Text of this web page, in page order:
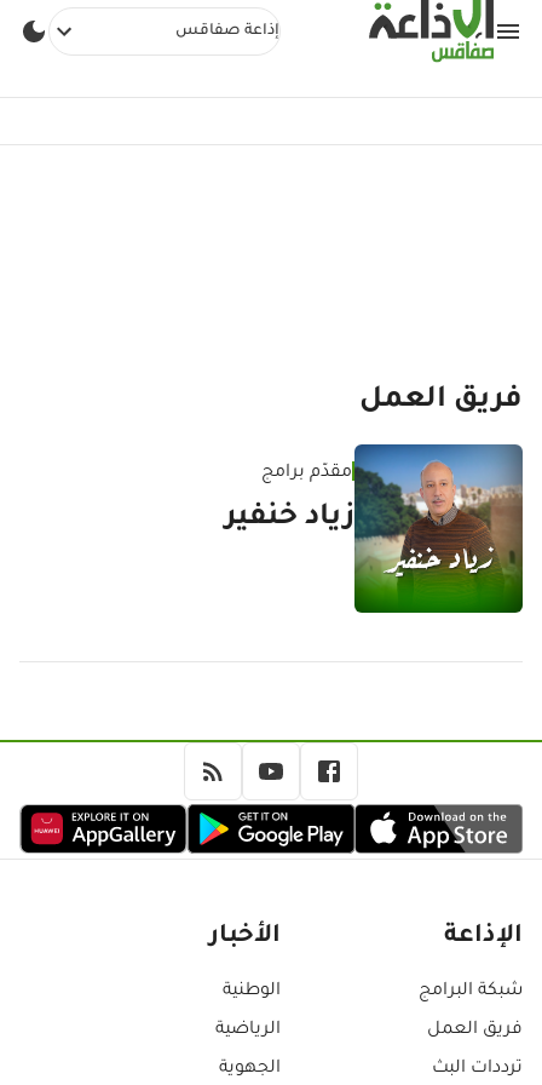
إذاعة صفاقس
فريق العمل
مقدّم برامج
زياد خنفير
الإذاعة
شبكة البرامج
فريق العمل
ترددات البث
الأخبار
الوطنية
الرياضية
الجهوية